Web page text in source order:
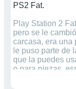
PS2 Fat.
Play Station 2
pero se le
carcasa, era una
le puso parte de
que la puedes
o para piezas,
cable de la